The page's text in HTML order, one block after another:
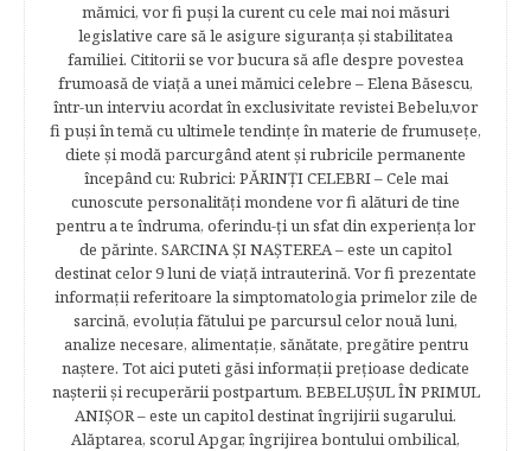
mămici, vor fi puşi la curent cu cele mai noi măsuri
legislative care să le asigure siguranţa şi stabilitatea
familiei. Cititorii se vor bucura să afle despre povestea
frumoasă de viață a unei mămici celebre – Elena Băsescu,
într-un interviu acordat în exclusivitate revistei Bebelu,vor
fi puşi în temă cu ultimele tendinţe în materie de frumuseţe,
diete şi modă parcurgând atent şi rubricile permanente
începând cu: Rubrici: PĂRINŢI CELEBRI – Cele mai
cunoscute personalităţi mondene vor fi alături de tine
pentru a te îndruma, oferindu-ţi un sfat din experienţa lor
de părinte. SARCINA ŞI NAŞTEREA – este un capitol
destinat celor 9 luni de viaţă intrauterină. Vor fi prezentate
informaţii referitoare la simptomatologia primelor zile de
sarcină, evoluţia fătului pe parcursul celor nouă luni,
analize necesare, alimentaţie, sănătate, pregătire pentru
naştere. Tot aici puteti găsi informaţii preţioase dedicate
naşterii şi recuperării postpartum. BEBELUŞUL ÎN PRIMUL
ANIŞOR – este un capitol destinat îngrijirii sugarului.
Alăptarea, scorul Apgar, îngrijirea bontului ombilical,